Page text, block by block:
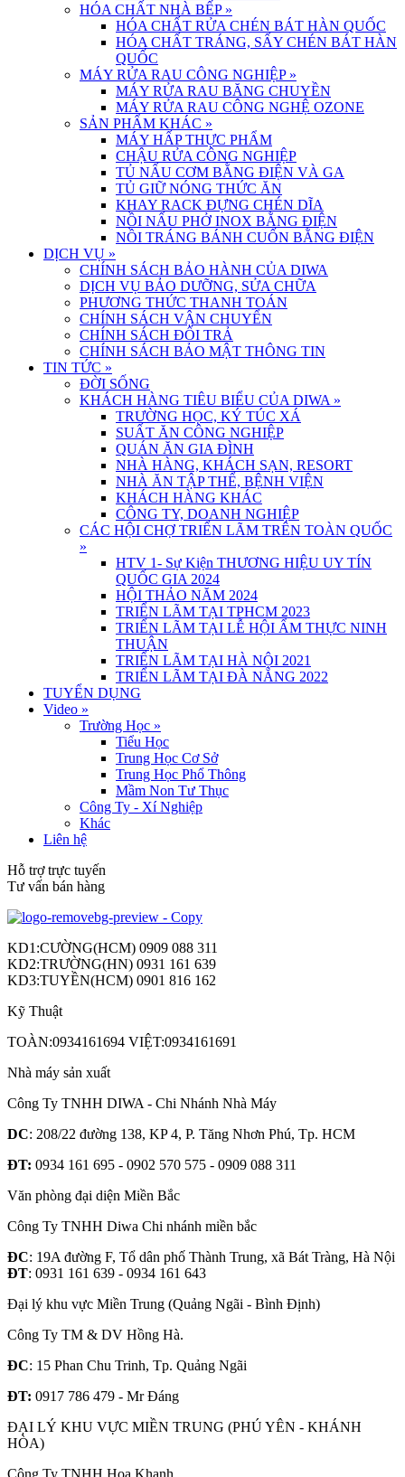
HÓA CHẤT NHÀ BẾP »
HÓA CHẤT RỬA CHÉN BÁT HÀN QUỐC
HÓA CHẤT TRÁNG, SẤY CHÉN BÁT HÀN
QUỐC
MÁY RỬA RAU CÔNG NGHIỆP »
MÁY RỬA RAU BĂNG CHUYỀN
MÁY RỬA RAU CÔNG NGHỆ OZONE
SẢN PHẨM KHÁC »
MÁY HẤP THỰC PHẨM
CHẬU RỬA CÔNG NGHIỆP
TỦ NẤU CƠM BẰNG ĐIỆN VÀ GA
TỦ GIỮ NÓNG THỨC ĂN
KHAY RACK ĐỰNG CHÉN DĨA
NỒI NẤU PHỞ INOX BẰNG ĐIỆN
NỒI TRÁNG BÁNH CUỐN BẰNG ĐIỆN
DỊCH VỤ »
CHÍNH SÁCH BẢO HÀNH CỦA DIWA
DỊCH VỤ BẢO DƯỠNG, SỬA CHỮA
PHƯƠNG THỨC THANH TOÁN
CHÍNH SÁCH VẬN CHUYỂN
CHÍNH SÁCH ĐỔI TRẢ
CHÍNH SÁCH BẢO MẬT THÔNG TIN
TIN TỨC »
ĐỜI SỐNG
KHÁCH HÀNG TIÊU BIỂU CỦA DIWA »
TRƯỜNG HỌC, KÝ TÚC XÁ
SUẤT ĂN CÔNG NGHIỆP
QUÁN ĂN GIA ĐÌNH
NHÀ HÀNG, KHÁCH SẠN, RESORT
NHÀ ĂN TẬP THỂ, BỆNH VIỆN
KHÁCH HÀNG KHÁC
CÔNG TY, DOANH NGHIỆP
CÁC HỘI CHỢ TRIỂN LÃM TRÊN TOÀN QUỐC
»
HTV 1- Sự Kiện THƯƠNG HIỆU UY TÍN
QUỐC GIA 2024
HỘI THẢO NĂM 2024
TRIỂN LÃM TẠI TPHCM 2023
TRIỂN LÃM TẠI LỄ HỘI ẨM THỰC NINH
THUẬN
TRIỂN LÃM TẠI HÀ NỘI 2021
TRIỂN LÃM TẠI ĐÀ NẴNG 2022
TUYỂN DỤNG
Video »
Trường Học »
Tiểu Học
Trung Học Cơ Sở
Trung Học Phổ Thông
Mầm Non Tư Thục
Công Ty - Xí Nghiệp
Khác
Liên hệ
Hỗ trợ trực tuyến
Tư vấn bán hàng
KD1:CƯỜNG(HCM) 0909 088 311
KD2:TRƯỜNG(HN) 0931 161 639
KD3:TUYỀN(HCM) 0901 816 162
Kỹ Thuật
TOÀN:0934161694 VIỆT:0934161691
Nhà máy sản xuất
Công Ty TNHH DIWA - Chi Nhánh Nhà Máy
DC: 208/22 đường 138, KP 4, P. Tăng Nhơn Phú, Tp. HCM
ĐT: 0934 161 695 - 0902 570 575 - 0909 088 311
Văn phòng đại diện Miền Bắc
Công Ty TNHH Diwa Chi nhánh miền bắc
ĐC: 19A đường F, Tổ dân phố Thành Trung, xã Bát Tràng, Hà Nội
ĐT: 0931 161 639 - 0934 161 643
Đại lý khu vực Miền Trung (Quảng Ngãi - Bình Định)
Công Ty TM & DV Hồng Hà.
ĐC: 15 Phan Chu Trinh, Tp. Quảng Ngãi
ĐT: 0917 786 479 - Mr Đáng
ĐẠI LÝ KHU VỰC MIỀN TRUNG (PHÚ YÊN - KHÁNH
HÒA)
Công Ty TNHH Hoa Khanh